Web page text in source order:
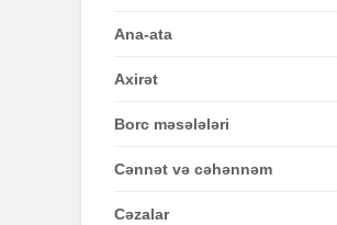
Ana-ata
Axirət
Borc məsələləri
Cənnət və cəhənnəm
Cəzalar